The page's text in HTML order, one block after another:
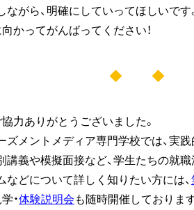
がら、明確にしていってほしいです
かってがんばってください！
◆ ◆
力ありがとうございました。
ズメントメディア専門学校では、実
講義や模擬面接など、学生たちの就
などについて詳しく知りたい方には、
・体験説明会も随時開催しておりま